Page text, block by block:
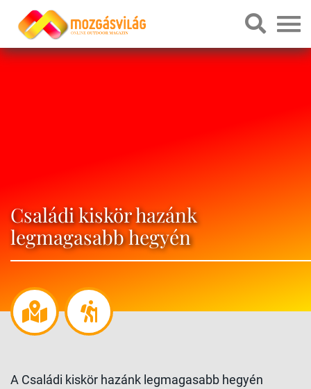
Családi kiskör hazánk
legmagasabb hegyén
A Családi kiskör hazánk legmagasabb hegyén